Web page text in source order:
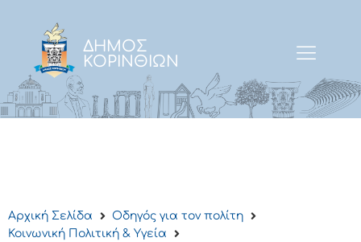
ΔΗΜΟΣ
ΚΟΡΙΝΘΙΩΝ
Αρχική Σελίδα
Οδηγός για τον πολίτη
Κοινωνική Πολιτική & Υγεία